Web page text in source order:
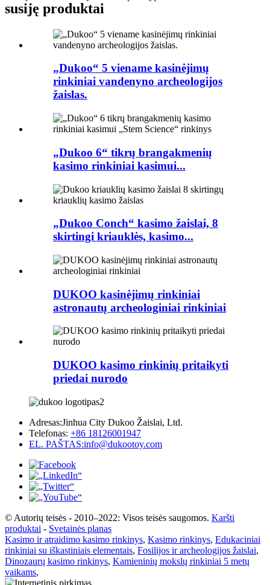
susiję produktai
„Dukoo“ 5 viename kasinėjimų
rinkiniai vandenyno archeologijos
žaislas.
„Dukoo 6“ tikrų brangakmenių
kasimo rinkiniai kasimui...
„Dukoo Conch“ kasimo žaislai, 8
skirtingi kriauklės, kasimo...
DUKOO kasinėjimų rinkiniai
astronautų archeologiniai rinkiniai
DUKOO kasimo rinkinių pritaikyti
priedai nurodo
Adresas:Jinhua City Dukoo Žaislai, Ltd.
Telefonas: +86 18126001947
EL. PAŠTAS:info@dukootoy.com
© Autorių teisės - 2010–2022: Visos teisės saugomos. Karšti
produktai - Svetainės planas
Kasimo ir atraidimo kasimo rinkinys, Kasimo rinkinys, Edukaciniai
rinkiniai su iškastiniais elementais, Fosilijos ir archeologijos žaislai,
Dinozaurų kasimo rinkinys, Kamieninių mokslų rinkiniai 5 metų
vaikams,